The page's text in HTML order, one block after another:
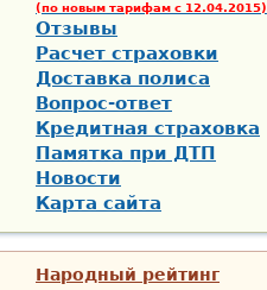
(по новым тарифам с 12.04.2015)
Отзывы
Расчет страховки
Доставка полиса
Вопрос-ответ
Кредитная страховка
Памятка при ДТП
Новости
Карта сайта
Народный рейтинг